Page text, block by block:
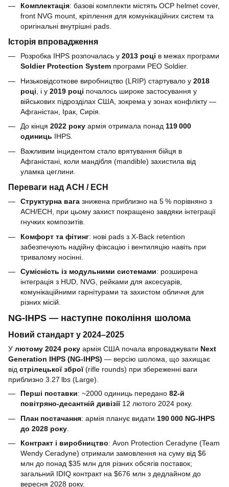
Комплектація: базові комплекти містять OCP helmet cover,
front NVG mount, кріплення для комунікаційних систем та
оригінальні внутрішні pads.
Історія впровадження
Розробка IHPS розпочалась у 2013 році в межах програми
Soldier Protection System програми PEO Soldier.
Низьковідсоткове виробництво (LRIP) стартувало у 2018
році , і у 2019 році почалось широке застосування у
військових підрозділах США, зокрема у зонах конфлікту —
Афганістан, Ірак, Сирія.
До кінця 2022 року армія отримала понад 119 000
одиниць IHPS.
Важливим інцидентом стало врятування бійця в
Афганістані, коли мандібля (mandible) захистила від
уламка цеглини.
Переваги над ACH / ECH
Структурна вага знижена приблизно на 5 % порівняно з
ACH/ECH, при цьому захист покращено завдяки інтеграції
гнучких композитів.
Комфорт та фітинг: нові pads з X‑Back retention
забезпечують надійну фіксацію і вентиляцію навіть при
тривалому носінні.
Сумісність із модульними системами: розширена
інтеграція з HUD, NVG, рейками для аксесуарів,
комунікаційними гарнітурами та захистом обличчя для
різних місій.
NG‑IHPS — наступне покоління шолома
Новий стандарт у 2024–2025
У лютому 2024 року армія США почала впроваджувати Next
Generation IHPS (NG‑IHPS) — версію шолома, що захищає
від стрілецької зброї(rifle rounds) при збереженні ваги
приблизно 3.27 lbs (Large).
Перші поставки: ~2000 одиниць передано 82‑й
повітряно-десантній дивізії12 лютого 2024 року.
План постачання: армія планує видати 190 000 NG‑IHPS
до 2028 року
Контракт і виробництво: Avon Protection Ceradyne (Team
Wendy Ceradyne) отримали замовлення на суму від $6
млн до понад $35 млн для різних обсягів поставок;
загальний IDIQ контракт на $676 млн з дедлайном до
вересня 2028 року.